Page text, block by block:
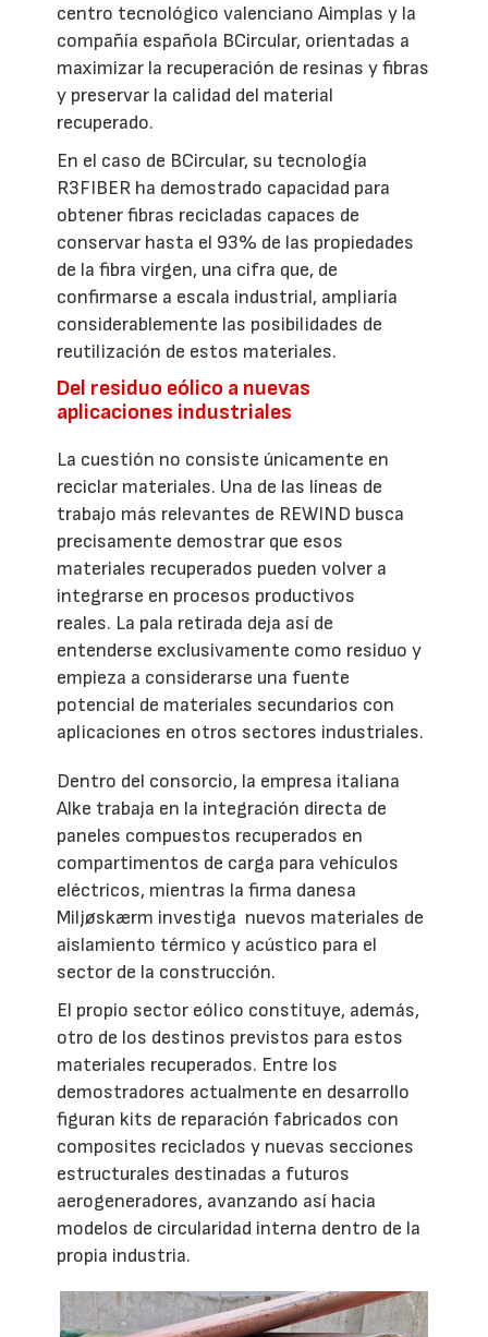
centro tecnológico valenciano Aimplas y la
compañía española BCircular, orientadas a
maximizar la recuperación de resinas y fibras
y preservar la calidad del material
recuperado.
En el caso de BCircular, su tecnología
R3FIBER ha demostrado capacidad para
obtener fibras recicladas capaces de
conservar hasta el 93% de las propiedades
de la fibra virgen, una cifra que, de
confirmarse a escala industrial, ampliaría
considerablemente las posibilidades de
reutilización de estos materiales.
Del residuo eólico a nuevas
aplicaciones industriales
La cuestión no consiste únicamente en
reciclar materiales. Una de las líneas de
trabajo más relevantes de REWIND busca
precisamente demostrar que esos
materiales recuperados pueden volver a
integrarse en procesos productivos
reales. La pala retirada deja así de
entenderse exclusivamente como residuo y
empieza a considerarse una fuente
potencial de materiales secundarios con
aplicaciones en otros sectores industriales.
Dentro del consorcio, la empresa italiana
Alke trabaja en la integración directa de
paneles compuestos recuperados en
compartimentos de carga para vehículos
eléctricos, mientras la firma danesa
Miljøskærm investiga nuevos materiales de
aislamiento térmico y acústico para el
sector de la construcción.
El propio sector eólico constituye, además,
otro de los destinos previstos para estos
materiales recuperados. Entre los
demostradores actualmente en desarrollo
figuran kits de reparación fabricados con
composites reciclados y nuevas secciones
estructurales destinadas a futuros
aerogeneradores, avanzando así hacia
modelos de circularidad interna dentro de la
propia industria.